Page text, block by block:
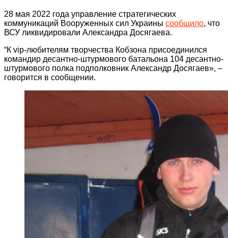
28 мая 2022 года управление стратегических
коммуникаций Вооруженных сил Украины сообщило, что
ВСУ ликвидировали Александра Досягаева.
“К vip-любителям творчества Кобзона присоединился
командир десантно-штурмового батальона 104 десантно-
штурмового полка подполковник Александр Досягаев», –
говорится в сообщении.